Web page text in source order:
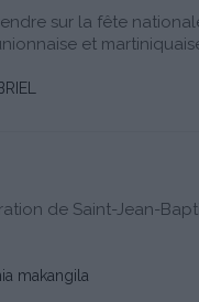
sur la fête
et
de Saint-Jean-
makangila